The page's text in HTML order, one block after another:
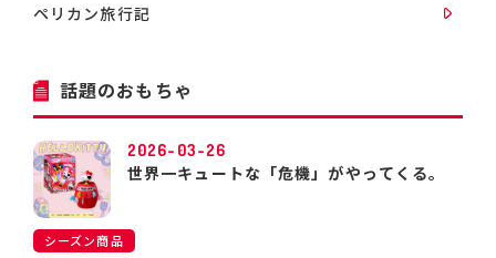
ペリカン旅行記
話題のおもちゃ
2026-03-26
世界一キュートな「危機」がやってくる。
シーズン商品